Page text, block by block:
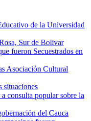
de la Universidad
Sur de Bolivar
fueron Secuestrados en
Asociación Cultural
situaciones
consulta popular sobre la
del Cauca